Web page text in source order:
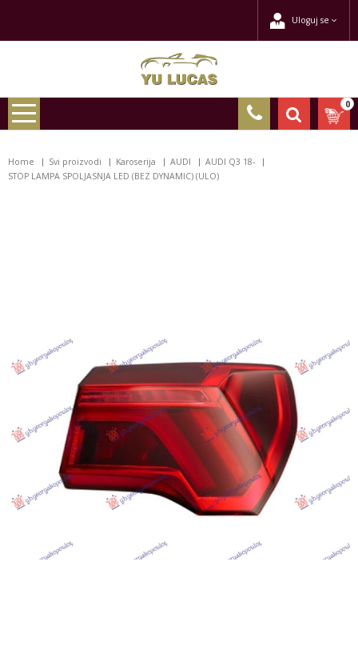
Uloguj se
0
Home Svi proizvodi Karoserija AUDI
AUDI Q3 18-
STOP LAMPA SPOLJASNJA LED (BEZ DYNAMIC) (ULO)